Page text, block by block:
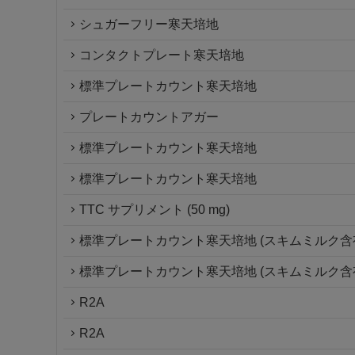
シュガーフリー寒天培地
コンタクトプレート寒天培地
標準プレートカウント寒天培地
プレートカウントアガー
標準プレートカウント寒天培地
標準プレートカウント寒天培地
TTC サプリメント (50 mg)
標準プレートカウント寒天培地 (スキムミルク含
標準プレートカウント寒天培地 (スキムミルク含
R2A
R2A